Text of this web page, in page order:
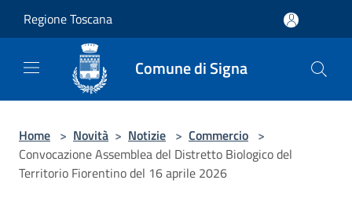
Regione Toscana
Comune di Signa
Home > Novità > Notizie > Commercio >
Convocazione Assemblea del Distretto Biologico del
Territorio Fiorentino del 16 aprile 2026